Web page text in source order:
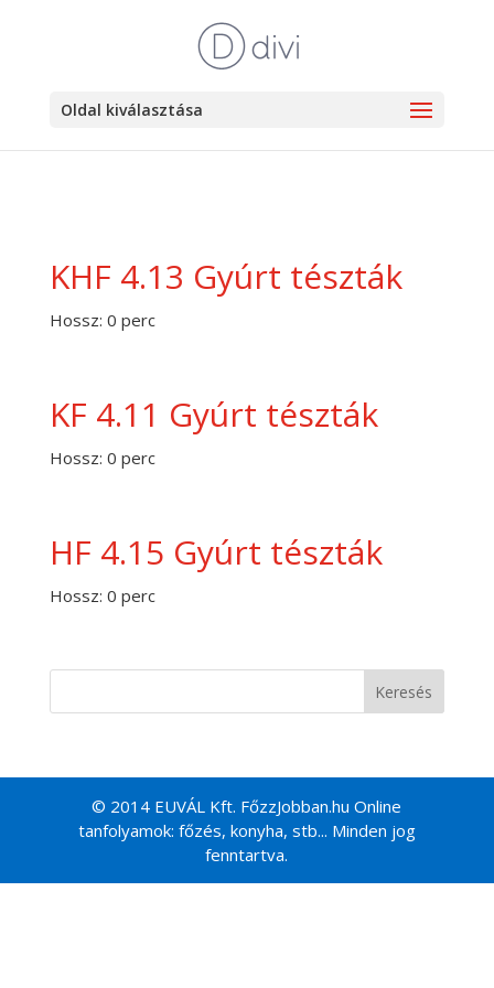
Oldal kiválasztása
KHF 4.13 Gyúrt tészták
Hossz: 0 perc
KF 4.11 Gyúrt tészták
Hossz: 0 perc
HF 4.15 Gyúrt tészták
Hossz: 0 perc
© 2014 EUVÁL Kft. FőzzJobban.hu Online
tanfolyamok: főzés, konyha, stb... Minden jog
fenntartva.